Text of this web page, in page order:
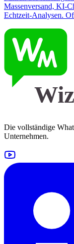
Massenversand, KI-
Echtzeit-Analysen.
Die vollständige
Unternehmen.